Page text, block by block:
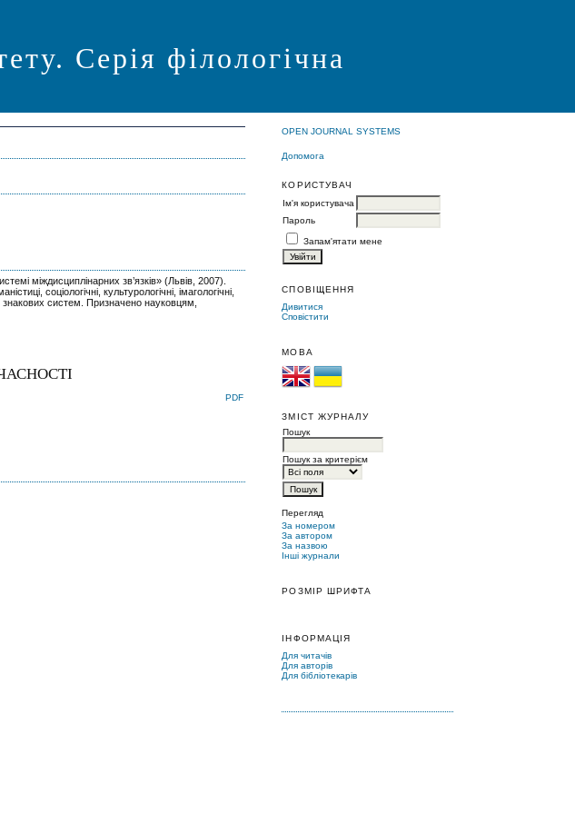
Серія філологічна
OPEN JOURNAL SYSTEMS
Допомога
КОРИСТУВАЧ
Ім'я користувача
Пароль
Запам'ятати мене
СПОВІЩЕННЯ
Дивитися
Сповістити
МОВА
ЗМІСТ ЖУРНАЛУ
Пошук
Пошук за критерієм
Перегляд
За номером
За автором
За назвою
Інші журнали
РОЗМІР ШРИФТА
ІНФОРМАЦІЯ
Для читачів
Для авторів
Для бібліотекарів
міждисциплінарних зв’язків» (Львів, 2007).
соціологічні, культурологічні, імагологічні,
знакових систем. Призначено науковцям,
PDF